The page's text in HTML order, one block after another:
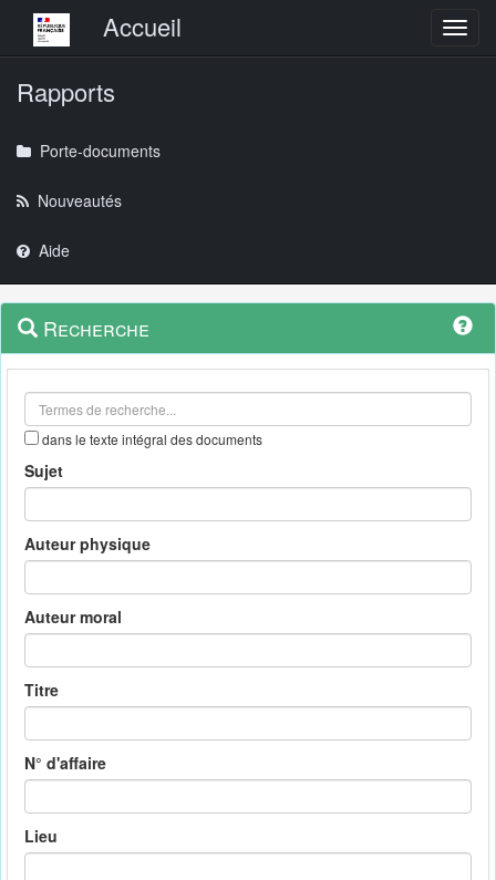
Menu principalAccueil
Rapports
Porte-documents
Nouveautés
Aide
Navigation
outils
Menu
contextuel
Recherche
dans le texte intégral des documents
Sujet
Auteur physique
Auteur moral
Titre
N° d'affaire
Lieu